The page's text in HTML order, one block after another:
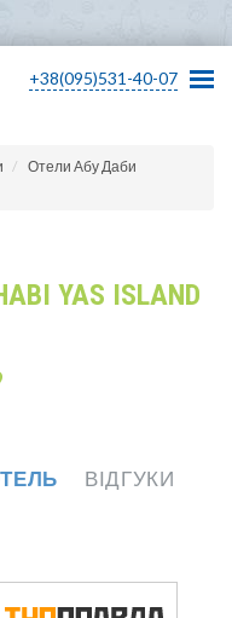
+38(095)531-40-07
Отели Абу Даби
YAS ISLAND
ВІДГУКИ